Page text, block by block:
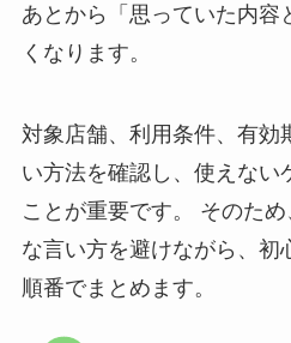
あとから「思っていた内容
くなります。
対象店舗、利用条件、有効
い方法を確認し、使えない
ことが重要です。 そのた
な言い方を避けながら、初
順番でまとめます。